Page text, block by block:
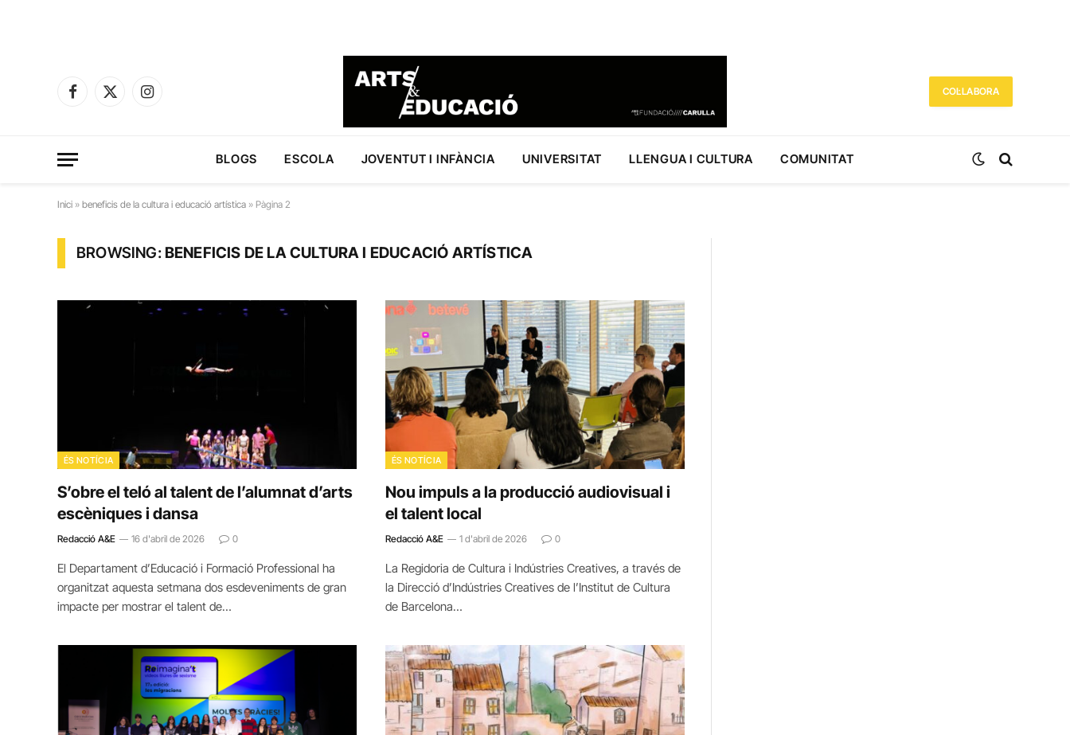
Facebook
X
Instagram
COL·LABORA
BLOGS ESCOLA JOVENTUT I INFÀNCIA UNIVERSITAT LLENGUA I CULTURA COMUNITAT
Inici » beneficis de la cultura i educació artística » Pàgina 2
BROWSING:BENEFICIS DE LA CULTURA I EDUCACIÓ ARTÍSTICA
ÉS NOTÍCIA
S’obre el teló al talent de l’alumnat d’arts
escèniques i dansa
Redacció A&E 16 d'abril de 2026 0
El Departament d’Educació i Formació Professional ha
organitzat aquesta setmana dos esdeveniments de gran
impacte per mostrar el talent de…
ÉS NOTÍCIA
Nou impuls a la producció audiovisual i
el talent local
Redacció A&E 1 d'abril de 2026 0
La Regidoria de Cultura i Indústries Creatives, a través de
la Direcció d’Indústries Creatives de l’Institut de Cultura
de Barcelona…